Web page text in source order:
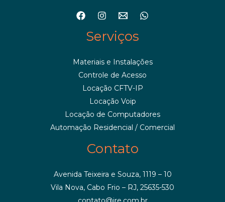
Serviços
Materiais e Instalações
Controle de Acesso
Locação CFTV-IP
Locação Voip
Locação de Computadores
Automação Residencial / Comercial
Contato
Avenida Teixeira e Souza, 1119 – 10
Vila Nova, Cabo Frio – RJ, 25635-530